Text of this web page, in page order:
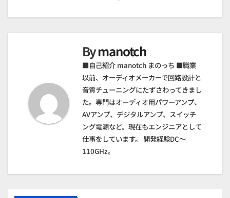
ビ
シ
ョ
ン
Bymanotch
■自己紹介 manotch まのっち ■職業
以前、オーディオメーカーで回路設計と
音質チューニングにたずさわってきまし
た。専門はオーディオ用パワーアンプ、
AVアンプ、デジタルアンプ、スイッチ
ング電源など。現在もエンジニアとして
仕事をしています。 開発経験DC～
110GHz。